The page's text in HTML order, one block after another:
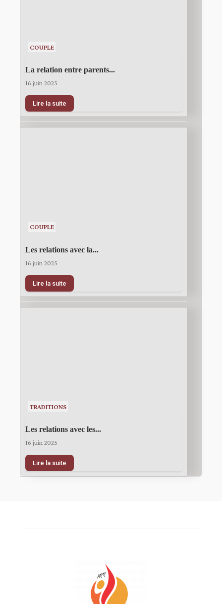
COUPLE
La relation entre parents...
16 juin 2025
Lire la suite
COUPLE
Les relations avec la...
16 juin 2025
Lire la suite
TRADITIONS
Les relations avec les...
16 juin 2025
Lire la suite